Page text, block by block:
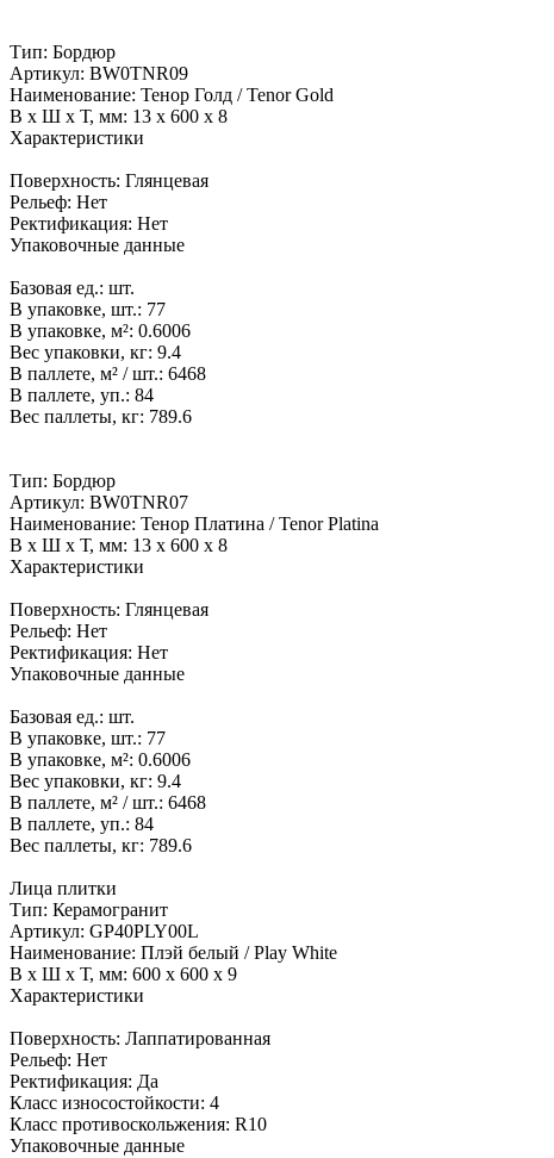
Тип: Бордюр
Артикул: BW0TNR09
Наименование: Тенор Голд / Tenor Gold
В x Ш x Т, мм: 13 x 600 x 8
Характеристики
Поверхность: Глянцевая
Рельеф: Нет
Ректификация: Нет
Упаковочные данные
Базовая ед.: шт.
В упаковке, шт.: 77
В упаковке, м²: 0.6006
Вес упаковки, кг: 9.4
В паллете, м² / шт.: 6468
В паллете, уп.: 84
Вес паллеты, кг: 789.6
Тип: Бордюр
Артикул: BW0TNR07
Наименование: Тенор Платина / Tenor Platina
В x Ш x Т, мм: 13 x 600 x 8
Характеристики
Поверхность: Глянцевая
Рельеф: Нет
Ректификация: Нет
Упаковочные данные
Базовая ед.: шт.
В упаковке, шт.: 77
В упаковке, м²: 0.6006
Вес упаковки, кг: 9.4
В паллете, м² / шт.: 6468
В паллете, уп.: 84
Вес паллеты, кг: 789.6
Лица плитки
Тип: Керамогранит
Артикул: GP40PLY00L
Наименование: Плэй белый / Play White
В x Ш x Т, мм: 600 x 600 x 9
Характеристики
Поверхность: Лаппатированная
Рельеф: Нет
Ректификация: Да
Класс износостойкости: 4
Класс противоскольжения: R10
Упаковочные данные